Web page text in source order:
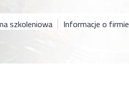
szkoleniowa Informacje o firmie